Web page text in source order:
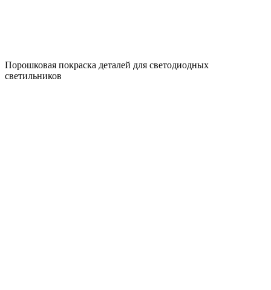
Порошковая покраска деталей для светодиодных
светильников